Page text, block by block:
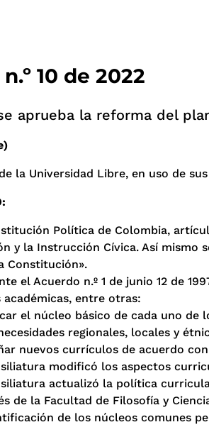
10 de 2022
aprueba la reforma del
la Universidad Libre, en uso de
Política de Colombia,
y la Instrucción Cívica. Así mismo
Constitución».
el Acuerdo n.º 1 de junio 12 de
académicas, entre otras:
el núcleo básico de cada uno de
regionales, locales y
nuevos currículos de acuerdo
modificó los aspectos
actualizó la política
de la Facultad de Filosofía y
de los núcleos comunes